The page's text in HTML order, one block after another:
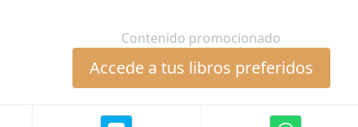
Contenido promocionado
Accede a tus libros preferidos